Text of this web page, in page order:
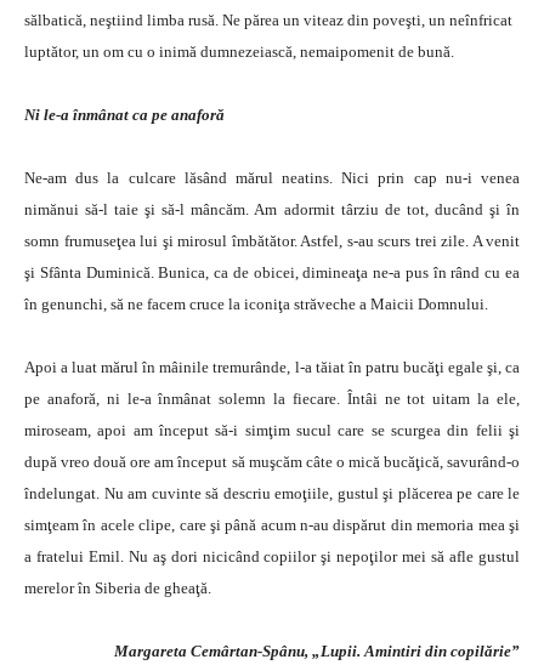
sălbatică, neştiind limba rusă. Ne părea un viteaz din poveşti, un neînfricat
luptător, un om cu o inimă dumnezeiască, nemaipomenit de bună.
Ni le-a înmânat ca pe anaforă
Ne-am dus la culcare lăsând mărul neatins. Nici prin cap nu-i venea
nimănui să-l taie şi să-l mâncăm. Am adormit târziu de tot, ducând şi în
somn frumuseţea lui şi mirosul îmbătător. Astfel, s-au scurs trei zile. A venit
şi Sfânta Duminică. Bunica, ca de obicei, dimineaţa ne-a pus în rând cu ea
în genunchi, să ne facem cruce la iconiţa străveche a Maicii Domnului.
Apoi a luat mărul în mâinile tremurânde, l-a tăiat în patru bucăţi egale şi, ca
pe anaforă, ni le-a înmânat solemn la fiecare. Întâi ne tot uitam la ele,
miroseam, apoi am început să-i simţim sucul care se scurgea din felii şi
după vreo două ore am început să muşcăm câte o mică bucăţică, savurând-o
îndelungat. Nu am cuvinte să descriu emoţiile, gustul şi plăcerea pe care le
simţeam în acele clipe, care şi până acum n-au dispărut din memoria mea şi
a fratelui Emil. Nu aş dori nicicând copiilor şi nepoţilor mei să afle gustul
merelor în Siberia de gheaţă.
Margareta Cemârtan-Spânu, „Lupii. Amintiri din copilărie”